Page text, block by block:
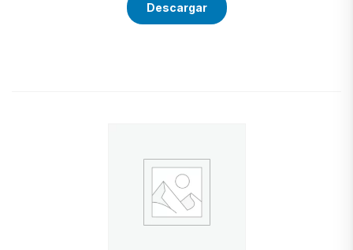
Descargar